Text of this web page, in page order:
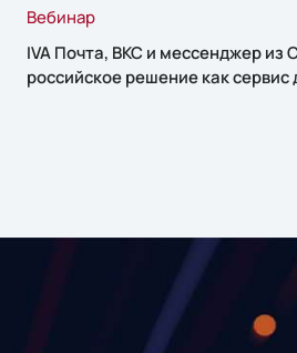
Вебинар
IVA Почта, ВКС и мессенджер из
российское решение как сервис